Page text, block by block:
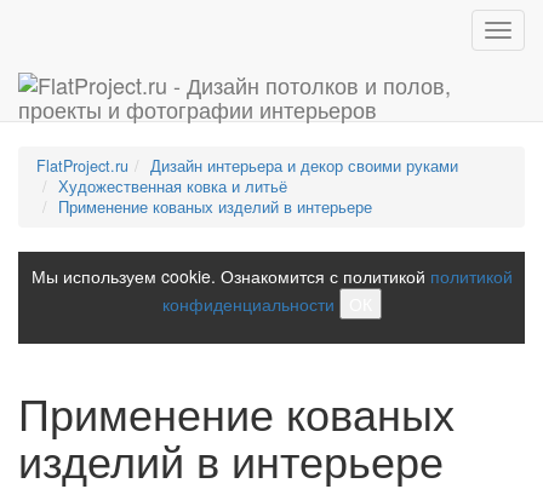
FlatProject.ru
Дизайн интерьера и декор своими руками
Художественная ковка и литьё
Применение кованых изделий в интерьере
Мы используем cookie. Ознакомится с политикой политикой
конфиденциальности
Применение кованых
изделий в интерьере